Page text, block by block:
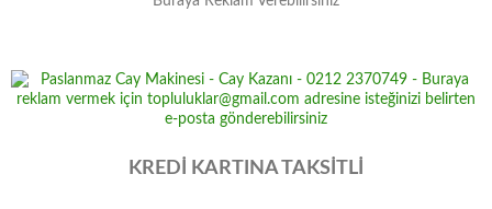
KREDİ KARTINA TAKSİTLİ